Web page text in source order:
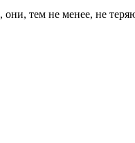
тем не менее, не